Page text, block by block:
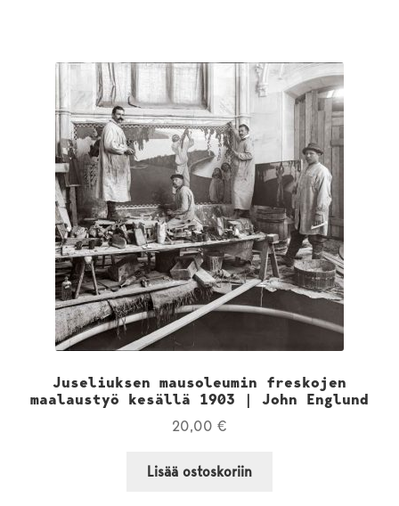
Juseliuksen mausoleumin freskojen
maalaustyö kesällä 1903 | John Englund
20,00 €
Lisää ostoskoriin